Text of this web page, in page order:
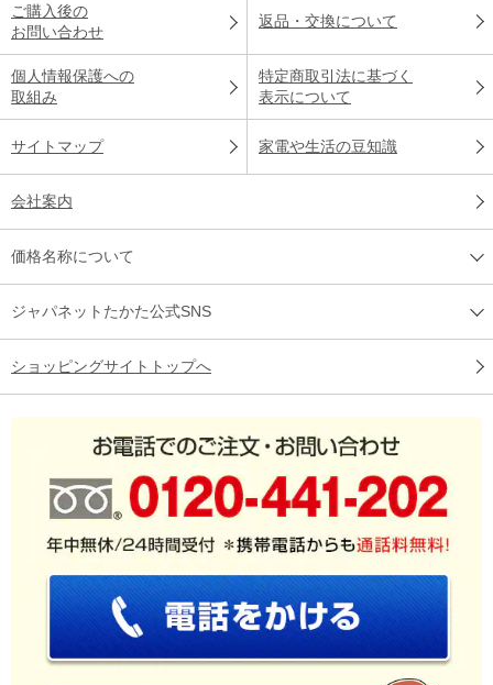
ご購入後の
お問い合わせ
返品・交換について
個人情報保護への
取組み
特定商取引法に基づく
表示について
サイトマップ 家電や生活の豆知識
会社案内
価格名称について
ジャパネットたかた公式SNS
ショッピングサイトトップへ